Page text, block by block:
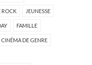
ROCK JEUNESSE
FAMILLE
CINÉMA DE GENRE